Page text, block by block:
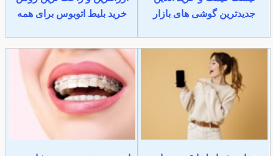
جدیدترین گوشی های بازار
خرید بلیط اتوبوس برای همه